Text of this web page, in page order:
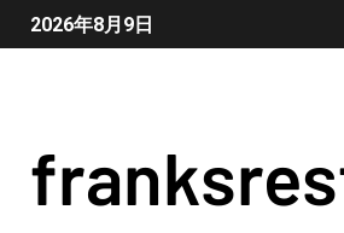
2026年8月9日